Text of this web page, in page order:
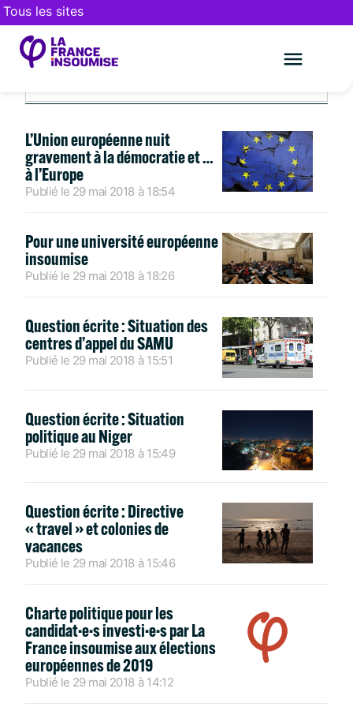
Tous les sites
MAI 29, 2018
L’Union européenne nuit
gravement à la démocratie et …
à l’Europe
Publié le 29 mai 2018 à 18:54
Pour une université européenne
insoumise
Publié le 29 mai 2018 à 18:26
Question écrite : Situation des
centres d’appel du SAMU
Publié le 29 mai 2018 à 15:51
Question écrite : Situation
politique au Niger
Publié le 29 mai 2018 à 15:49
Question écrite : Directive
« travel » et colonies de
vacances
Publié le 29 mai 2018 à 15:46
Charte politique pour les
candidat·e·s investi·e·s par La
France insoumise aux élections
européennes de 2019
Publié le 29 mai 2018 à 14:12